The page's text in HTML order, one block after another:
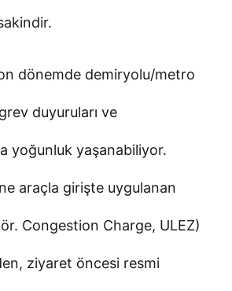
dönemde demiryolu/metro
duyuruları ve
yoğunluk yaşanabiliyor.
araçla girişte uygulanan
Congestion Charge, ULEZ)
ziyaret öncesi resmi